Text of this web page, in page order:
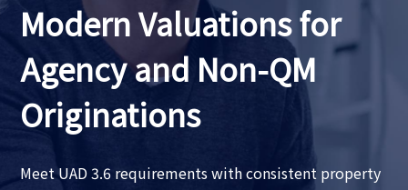
Modern Valuations for
Agency and Non-QM
Originations
Meet UAD 3.6 requirements with consistent property